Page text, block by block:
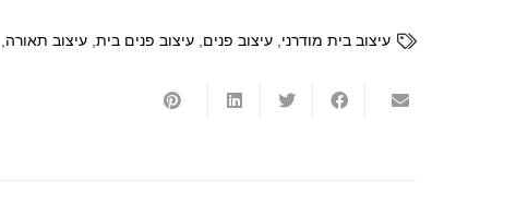
עיצוב בית מודרני עיצוב פנים עיצוב פנים בית, עיצוב תאורה